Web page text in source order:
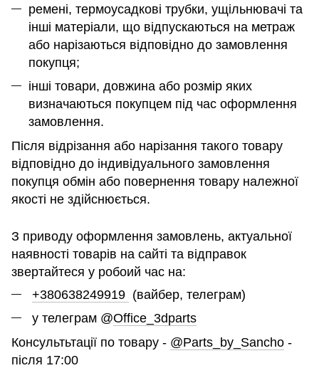
ремені, термоусадкові трубки, ущільнювачі та
інші матеріали, що відпускаються на метраж
або нарізаються відповідно до замовлення
покупця;
інші товари, довжина або розмір яких
визначаються покупцем під час оформлення
замовлення.
Після відрізання або нарізання такого товару
відповідно до індивідуального замовлення
покупця обмін або повернення товару належної
якості не здійснюється.
З приводу оформлення замовлень, актуальної
наявності товарів на сайті та відправок
звертайтеся у робоий час на:
+380638249919 (вайбер, телеграм)
у телеграм @Office_3dparts
Консультьтації по товару - @Parts_by_Sancho -
після 17:00